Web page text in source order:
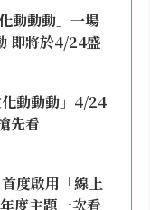
動動動」一場
即將於4/24盛
動動動」4/24
先看
度啟用「線上
度主題一次看